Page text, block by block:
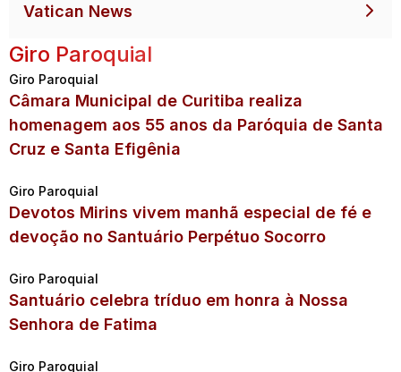
Vatican News
Giro Paroquial
Giro Paroquial
Câmara Municipal de Curitiba realiza
homenagem aos 55 anos da Paróquia de Santa
Cruz e Santa Efigênia
Giro Paroquial
Devotos Mirins vivem manhã especial de fé e
devoção no Santuário Perpétuo Socorro
Giro Paroquial
Santuário celebra tríduo em honra à Nossa
Senhora de Fatima
Giro Paroquial